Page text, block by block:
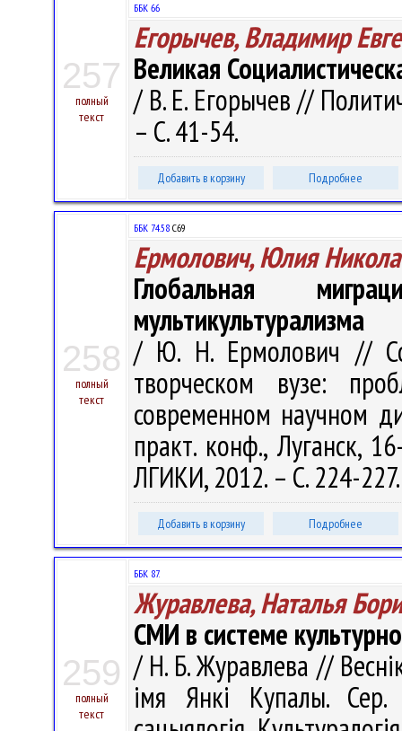
257
полный
текст
ББК 66
Егорычев, Владимир
Великая
/ В. Е. Егорычев //
– С. 41-54.
Добавить в корзину Подробнее
258
полный
текст
ББК 74.58 С69
Ермолович, Юлия
Глобальная
мультикультурализма
/ Ю. Н. Ермолович //
творческом вузе:
современном научном
практ. конф., Луганск,
ЛГИКИ, 2012. – С. 224-
Добавить в корзину Подробнее
259
полный
текст
ББК 87.
Журавлева, Наталья
СМИ в системе
/ Н. Б. Журавлева //
імя Янкі Купалы. Сер.